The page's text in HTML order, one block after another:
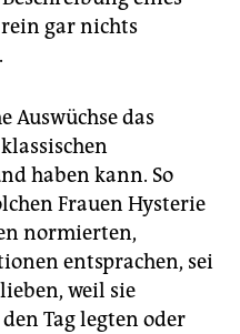
gar nichts
Auswüchse das
haben kann. So
Frauen Hysterie
normierten,
entsprachen, sei
weil sie
Tag legten oder